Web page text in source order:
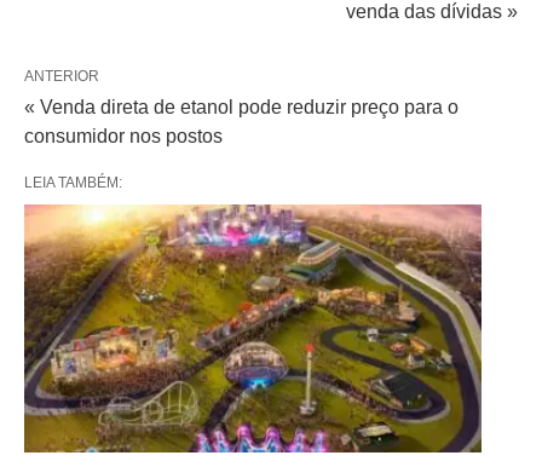
venda das dívidas »
ANTERIOR
« Venda direta de etanol pode reduzir preço para o
consumidor nos postos
LEIA TAMBÉM: